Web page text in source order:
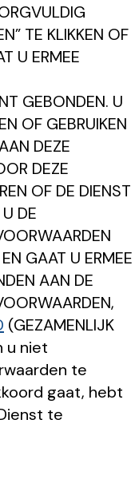
TE KLIKKEN OF
U ERMEE
GEBONDEN. U
OF GEBRUIKEN
DEZE
DEZE
OF DE DIENST
DE
GAAT U ERMEE
AAN DE
(GEZAMENLIJK
u niet
te
gaat, hebt
te